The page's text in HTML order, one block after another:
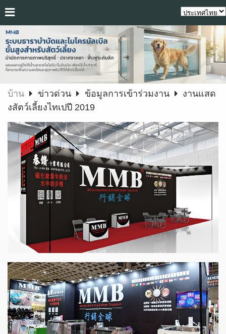
บ้าน ข่าวด่วน ข้อมูลการเข้าร่วมงาน
งานแสด
งสัตว์เลี้ยงไทเปปี 2019